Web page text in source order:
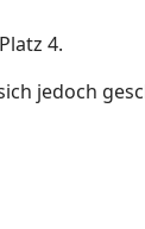
4.
jedoch